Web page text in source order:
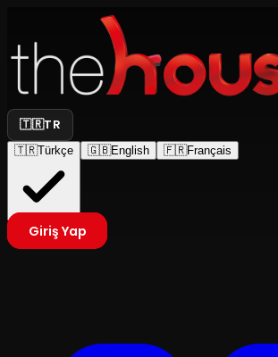
🇹🇷TR
🇹🇷Türkçe 🇬🇧English 🇫🇷Français
Giriş Yap